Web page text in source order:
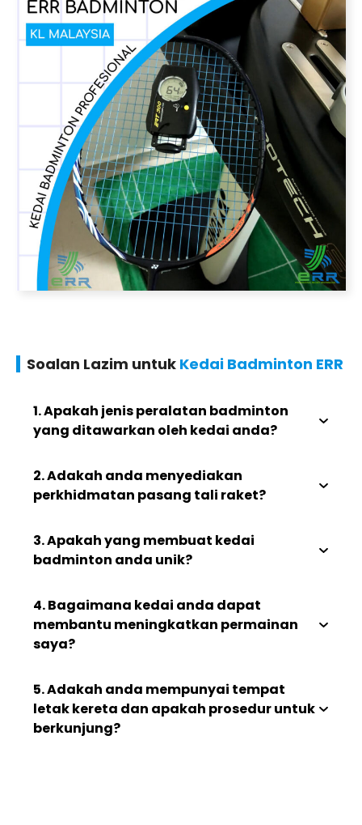
Soalan Lazim untuk Kedai Badminton ERR
1. Apakah jenis peralatan badminton
yang ditawarkan oleh kedai anda?
2. Adakah anda menyediakan
perkhidmatan pasang tali raket?
3. Apakah yang membuat kedai
badminton anda unik?
4. Bagaimana kedai anda dapat
membantu meningkatkan permainan
saya?
5. Adakah anda mempunyai tempat
letak kereta dan apakah prosedur untuk
berkunjung?